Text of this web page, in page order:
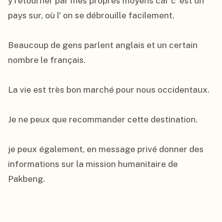
pays sur, où l' on se débrouille facilement.
Beaucoup de gens parlent anglais et un certain
nombre le français.
La vie est très bon marché pour nous occidentaux.
Je ne peux que recommander cette destination.
je peux également, en message privé donner des
informations sur la mission humanitaire de
Pakbeng.